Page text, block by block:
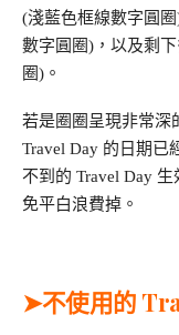
(淺藍色框線數字圓
數字圓圈)，以及剩
圈)。
若是圈圈呈現非常深
Travel Day 的日期已
不到的 Travel Day
免平白浪費掉。
➤不使用的